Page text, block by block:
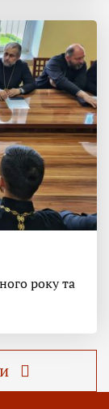
року та